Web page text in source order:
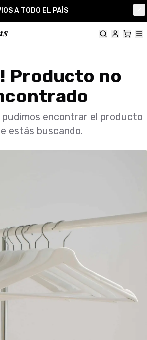
A TODO EL PAÌS
Producto no
pudimos encontrar el producto
estás buscando.